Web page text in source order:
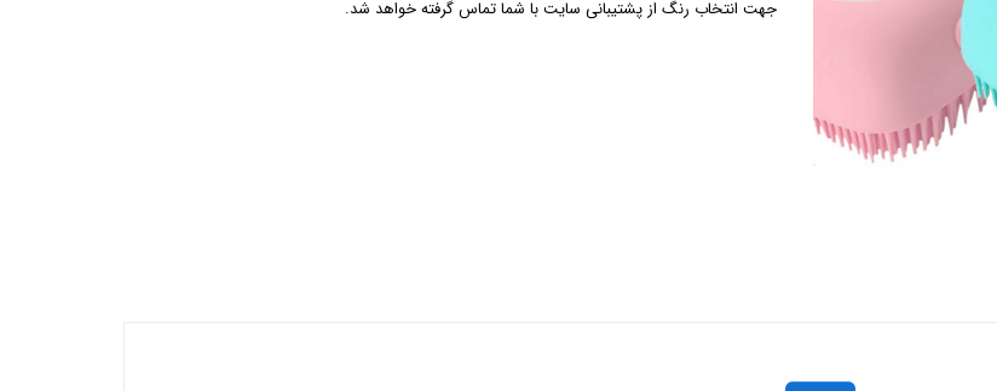
جهت انتخاب رنگ از پشتیبانی سایت با شما تماس گرفته خواهد شد.